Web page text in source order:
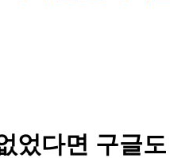
었다면 구글